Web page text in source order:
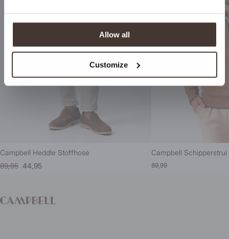
Allow all
Customize
Campbell Heddle Stoffhose
89,95 44,95
Campbell Schipperstrui
89,99
Abonnieren